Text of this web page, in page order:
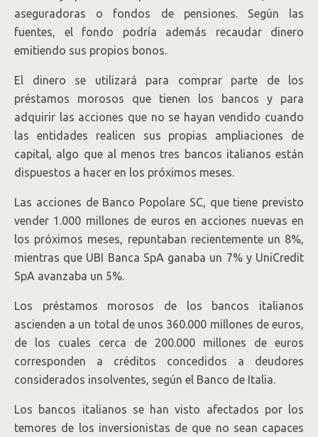
aseguradoras o fondos de pensiones. Según las
fuentes, el fondo podría además recaudar dinero
emitiendo sus propios bonos.
El dinero se utilizará para comprar parte de los
préstamos morosos que tienen los bancos y para
adquirir las acciones que no se hayan vendido cuando
las entidades realicen sus propias ampliaciones de
capital, algo que al menos tres bancos italianos están
dispuestos a hacer en los próximos meses.
Las acciones de Banco Popolare SC, que tiene previsto
vender 1.000 millones de euros en acciones nuevas en
los próximos meses, repuntaban recientemente un 8%,
mientras que UBI Banca SpA ganaba un 7% y UniCredit
SpA avanzaba un 5%.
Los préstamos morosos de los bancos italianos
ascienden a un total de unos 360.000 millones de euros,
de los cuales cerca de 200.000 millones de euros
corresponden a créditos concedidos a deudores
considerados insolventes, según el Banco de Italia.
Los bancos italianos se han visto afectados por los
temores de los inversionistas de que no sean capaces